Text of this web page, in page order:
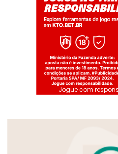
Jogue com